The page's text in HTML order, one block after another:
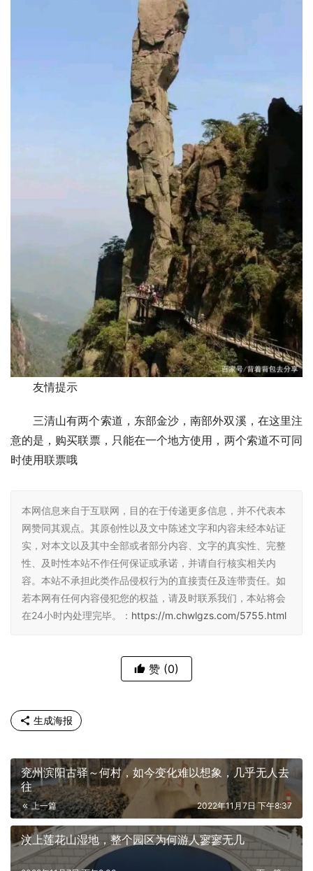
友情提示
三清山有两个索道，东部金沙，南部外双溪，在这里注
意的是，购买联票，只能在一个地方使用，两个索道不可同
时使用联票哦
本网信息来自于互联网，目的在于传递更多信息，并不代表本
网赞同其观点。其原创性以及文中陈述文字和内容未经本站证
实，对本文以及其中全部或者部分内容、文字的真实性、完整
性、及时性本站不作任何保证或承诺，并请自行核实相关内
容。本站不承担此类作品侵权行为的直接责任及连带责任。如
若本网有任何内容侵犯您的权益，请及时联系我们，本站将会
在24小时内处理完毕。： https://m.chwlgzs.com/5755.html
赞 (0)
生成海报
兖州滨阳古驿～何村，如今变化难以想象，几乎无人去
往
上一篇 2022年11月7日 下午8:37
汶上莲花山湿地，整个园区为何游人寥寥无几